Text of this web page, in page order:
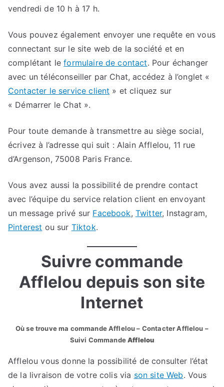
vendredi de 10 h à 17 h.
Vous pouvez également envoyer une requête en vous
connectant sur le site web de la société et en
complétant leformulaire de contact. Pour échanger
avec un téléconseiller par Chat, accédez à l’onglet «
Contacter le service client » et cliquez sur
« Démarrer le Chat ».
Pour toute demande à transmettre au siège social,
écrivez à l’adresse qui suit : Alain Afflelou, 11 rue
d’Argenson, 75008 Paris France.
Vous avez aussi la possibilité de prendre contact
avec l’équipe du service relation client en envoyant
un message privé sur Facebook, Twitter, Instagram,
Pinterest ou sur Tiktok.
Suivre commande
Afflelou depuis son site
Internet
Où se trouve ma commande Afflelou – Contacter Afflelou –
Suivi CommandeAfflelou
Afflelou vous donne la possibilité de consulter l’état
de la livraison de votre colis via son site Web. Vous